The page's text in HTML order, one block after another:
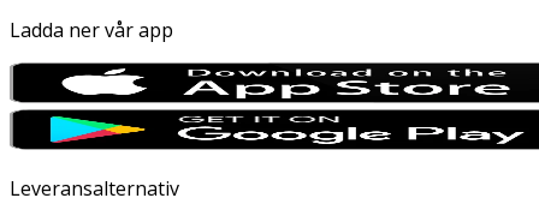
Ladda ner vår app
Leveransalternativ